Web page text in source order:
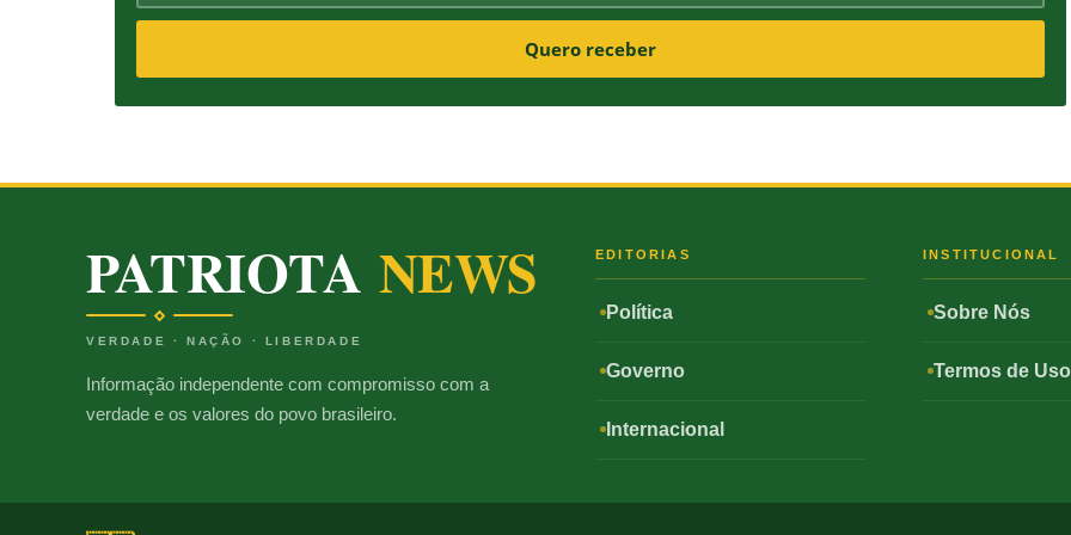
Quero receber
PATRIOTA NEWS
VERDADE · NAÇÃO · LIBERDADE
Informação independente com compromisso com a
verdade e os valores do povo brasileiro.
EDITORIAS
Política
Governo
Internacional
INSTITUCIONAL
Sobre Nós
Termos de Uso